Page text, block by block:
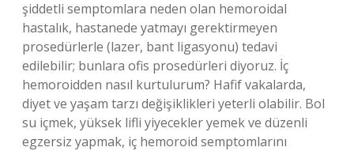
şiddetli semptomlara neden olan hemoroidal
hastalık, hastanede yatmayı gerektirmeyen
prosedürlerle (lazer, bant ligasyonu) tedavi
edilebilir; bunlara ofis prosedürleri diyoruz. İç
hemoroidden nasıl kurtulurum? Hafif vakalarda,
diyet ve yaşam tarzı değişiklikleri yeterli olabilir. Bol
su içmek, yüksek lifli yiyecekler yemek ve düzenli
egzersiz yapmak, iç hemoroid semptomlarını